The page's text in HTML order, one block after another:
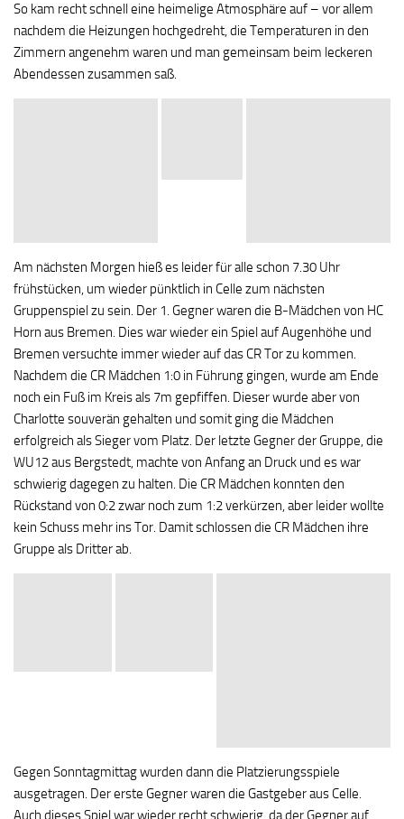
So kam recht schnell eine heimelige Atmosphäre auf – vor allem
nachdem die Heizungen hochgedreht, die Temperaturen in den
Zimmern angenehm waren und man gemeinsam beim leckeren
Abendessen zusammen saß.
Am nächsten Morgen hieß es leider für alle schon 7.30 Uhr
frühstücken, um wieder pünktlich in Celle zum nächsten
Gruppenspiel zu sein. Der 1. Gegner waren die B-Mädchen von HC
Horn aus Bremen. Dies war wieder ein Spiel auf Augenhöhe und
Bremen versuchte immer wieder auf das CR Tor zu kommen.
Nachdem die CR Mädchen 1:0 in Führung gingen, wurde am Ende
noch ein Fuß im Kreis als 7m gepfiffen. Dieser wurde aber von
Charlotte souverän gehalten und somit ging die Mädchen
erfolgreich als Sieger vom Platz. Der letzte Gegner der Gruppe, die
WU12 aus Bergstedt, machte von Anfang an Druck und es war
schwierig dagegen zu halten. Die CR Mädchen konnten den
Rückstand von 0:2 zwar noch zum 1:2 verkürzen, aber leider wollte
kein Schuss mehr ins Tor. Damit schlossen die CR Mädchen ihre
Gruppe als Dritter ab.
Gegen Sonntagmittag wurden dann die Platzierungsspiele
ausgetragen. Der erste Gegner waren die Gastgeber aus Celle.
Auch dieses Spiel war wieder recht schwierig, da der Gegner auf